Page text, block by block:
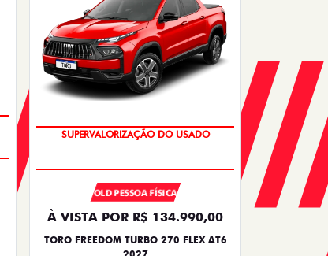
OPORTUNIDADE
OLD PESSOA FÍSICA
À VISTA POR R$ 134.990,00
TORO FREEDOM TURBO 270 FLEX AT6